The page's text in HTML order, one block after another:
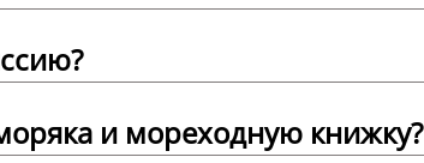
и мореходную книжку?